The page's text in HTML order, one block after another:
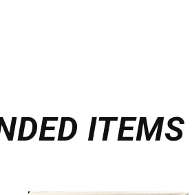
ITEMS